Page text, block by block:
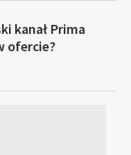
kanał Prima
ofercie?